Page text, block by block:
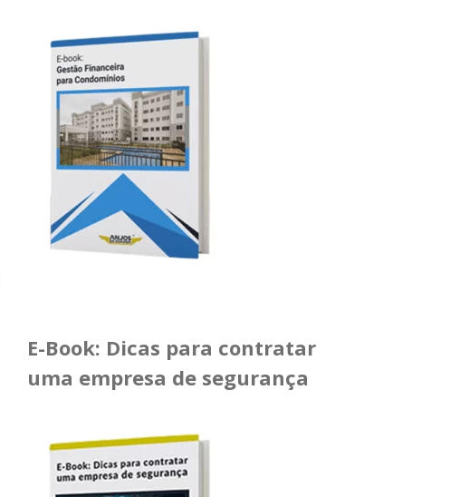
E-Book: Dicas para contratar
uma empresa de segurança